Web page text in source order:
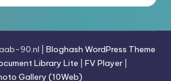
90.nl | Bloghash WordPress Theme
Library Lite FV Player|
Gallery (10Web)